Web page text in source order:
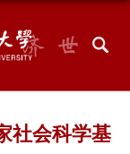
社会科学基